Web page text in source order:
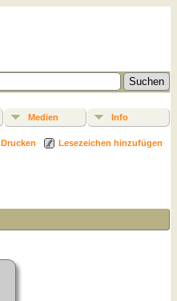
Medien Info
Drucken Lesezeichen hinzufügen